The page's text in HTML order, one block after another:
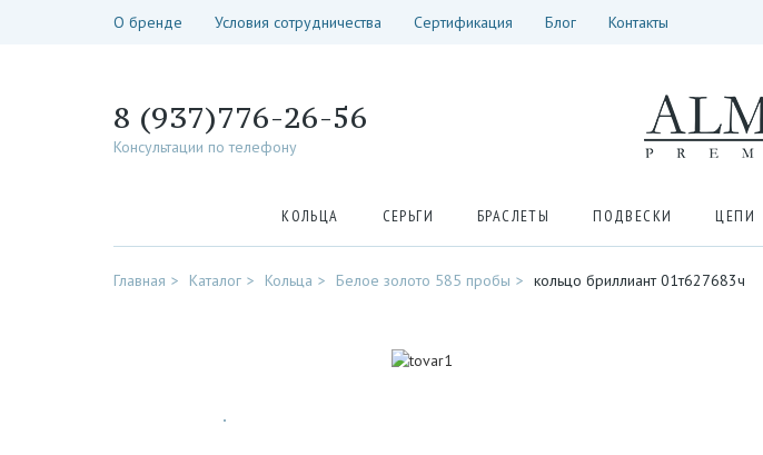
О бренде Условия сотрудничества Сертификация Блог Контакты
8 (937)776-26-56
Консультации по телефону
КОЛЬЦА СЕРЬГИ БРАСЛЕТЫ ПОДВЕСКИ ЦЕПИ
Главная Каталог Кольца Белое золото 585 пробы кольцо бриллиант 01т627683ч